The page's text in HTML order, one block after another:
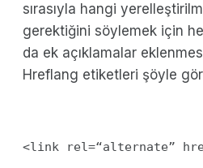
sırasıyla hangi
gerektiğini söylemek için
da ek açıklamalar
Hreflang etiketleri şöyle
<link rel=“alternate”